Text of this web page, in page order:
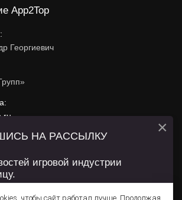
App2Top
Георгиевич
активная ссылка на
адреса, cookie, данные геолокации
чтобы сайт работал лучше. Продолжая
НА РАССЫЛКУ
игровой индустрии
×